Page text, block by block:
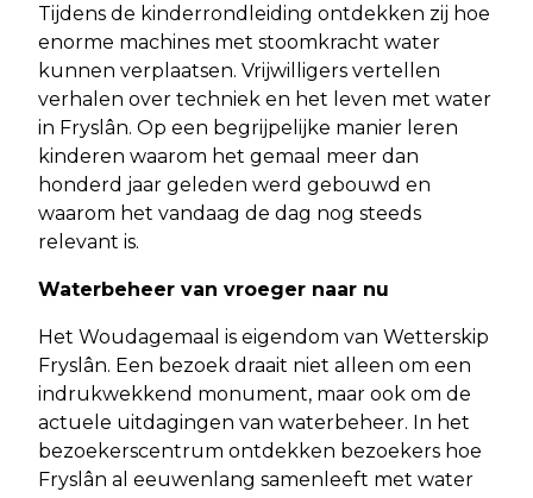
Tijdens de kinderrondleiding ontdekken zij hoe
enorme machines met stoomkracht water
kunnen verplaatsen. Vrijwilligers vertellen
verhalen over techniek en het leven met water
in Fryslân. Op een begrijpelijke manier leren
kinderen waarom het gemaal meer dan
honderd jaar geleden werd gebouwd en
waarom het vandaag de dag nog steeds
relevant is.
Waterbeheer van vroeger naar nu
Het Woudagemaal is eigendom van Wetterskip
Fryslân. Een bezoek draait niet alleen om een
indrukwekkend monument, maar ook om de
actuele uitdagingen van waterbeheer. In het
bezoekerscentrum ontdekken bezoekers hoe
Fryslân al eeuwenlang samenleeft met water